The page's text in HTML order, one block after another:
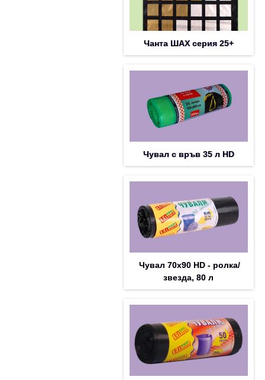
Чанта ШАХ серия 25+
Чувал с връв 35 л HD
Чувал 70х90 HD - ролка/
звезда, 80 л